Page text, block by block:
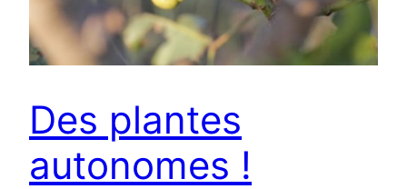
Des plantes
autonomes !